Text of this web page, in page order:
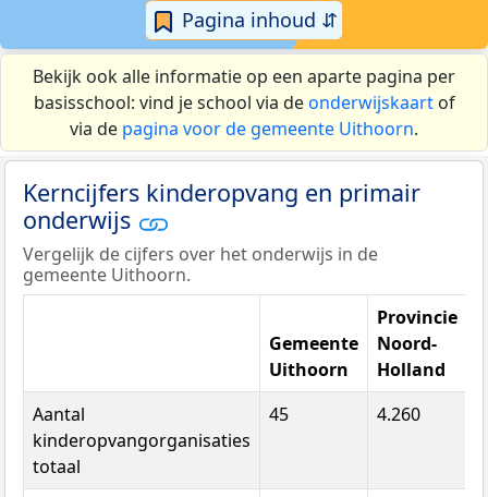
Pagina inhoud ⇵
Bekijk ook alle informatie op een aparte pagina per
basisschool: vind je school via deonderwijskaartof
via de pagina voor de gemeente Uithoorn.
Kerncijfers kinderopvang en primair
onderwijs
Vergelijk de cijfers over het onderwijs in de
gemeente Uithoorn.
Gemeente
Uithoorn
Provincie
Noord-
Holland
Aantal
kinderopvangorganisaties
totaal
45 4.260